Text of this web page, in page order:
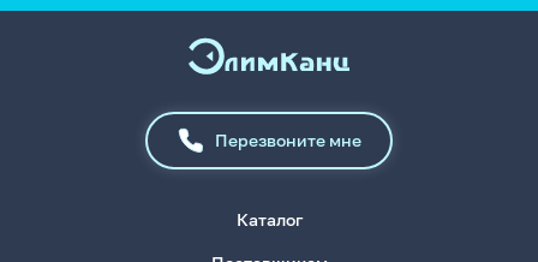
Перезвоните мне
Каталог